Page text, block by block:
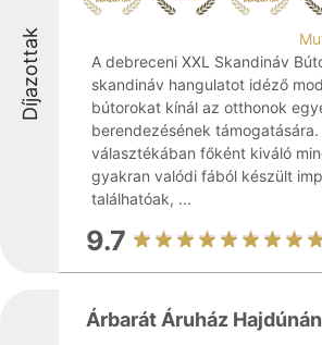
Díjazottak
A debreceni XXL Skandináv
skandináv hangulatot idéző
bútorokat kínál az otthonok
berendezésének
választékában főként kiváló
gyakran valódi fából készült
találhatóak, ...
9.7
Árbarát Áruház